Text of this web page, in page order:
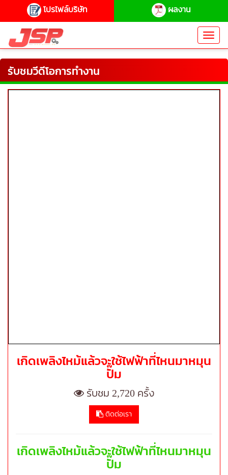
โปรไฟล์บริษัท ผลงาน
รับชมวีดีโอการทำงาน
เกิดเพลิงไหม้แล้วจะใช้ไฟฟ้าที่ไหนมาหมุน
ปั๊ม
รับชม 2,720 ครั้ง
ติดต่อเรา
เกิดเพลิงไหม้แล้วจะใช้ไฟฟ้าที่ไหนมาหมุน
ปั๊ม